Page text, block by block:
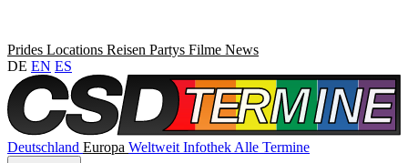
Prides Locations Reisen Partys Filme News
DE EN ES
Deutschland Europa Weltweit Infothek Alle Termine